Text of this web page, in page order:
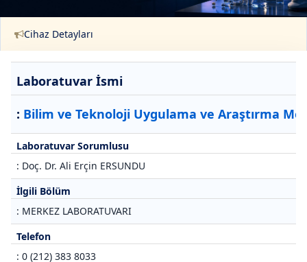
Cihaz Detayları
Laboratuvar İsmi
: Bilim ve Teknoloji Uygulama ve Araştırma
Laboratuvar Sorumlusu
: Doç. Dr. Ali Erçin ERSUNDU
İlgili Bölüm
: MERKEZ LABORATUVARI
Telefon
: 0 (212) 383 8033